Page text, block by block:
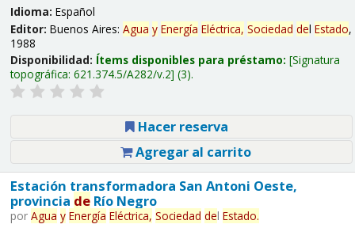
Idioma: Español
Editor: Buenos Aires: Agua y Energía Eléctrica, Sociedad del Estado,
1988
Disponibilidad: Ítems disponibles para préstamo: Signatura
topográfica: 621.374.5/A282/v.2 (3).
Hacer reserva
Agregar al carrito
Estación transformadora San Antoni Oeste,
provincia deRío Negro
por Agua y Energía Eléctrica, Sociedad del Estado.